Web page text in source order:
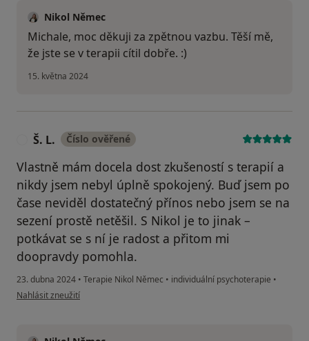
Nikol Němec
Michale, moc děkuji za zpětnou vazbu. Těší mě,
že jste se v terapii cítil dobře. :)
15. května 2024
Š. L. Číslo ověřené
Vlastně mám docela dost zkušeností s terapií a
nikdy jsem nebyl úplně spokojený. Buď jsem po
čase neviděl dostatečný přínos nebo jsem se na
sezení prostě netěšil. S Nikol je to jinak –
potkávat se s ní je radost a přitom mi
doopravdy pomohla.
23. dubna 2024 • Terapie Nikol Němec • individuální psychoterapie •
podle názoru uživatele Š. L.
Nahlásit zneužití